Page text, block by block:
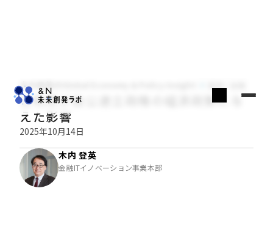
木内登英のGlobal Economy & Policy Insight
公明党が自公連立政権の経済政策に与
えた影響
2025年10月14日
木内 登英
金融ITイノベーション事業本部